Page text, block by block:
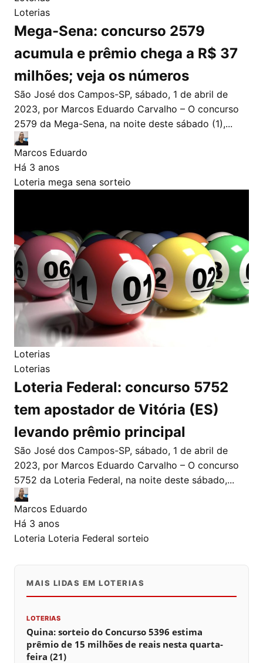
Loterias
Mega-Sena: concurso 2579
acumula e prêmio chega a R$ 37
milhões; veja os números
São José dos Campos-SP, sábado, 1 de abril de
2023, por Marcos Eduardo Carvalho – O concurso
2579 da Mega-Sena, na noite deste sábado (1),...
Marcos Eduardo
Há 3 anos
Loteria mega sena sorteio
Loterias
Loterias
Loteria Federal: concurso 5752
tem apostador de Vitória (ES)
levando prêmio principal
São José dos Campos-SP, sábado, 1 de abril de
2023, por Marcos Eduardo Carvalho – O concurso
5752 da Loteria Federal, na noite deste sábado,...
Marcos Eduardo
Há 3 anos
Loteria Loteria Federal sorteio
MAIS LIDAS EM LOTERIAS
LOTERIAS
Quina: sorteio do Concurso 5396 estima
prêmio de 15 milhões de reais nesta quarta-
feira (21)